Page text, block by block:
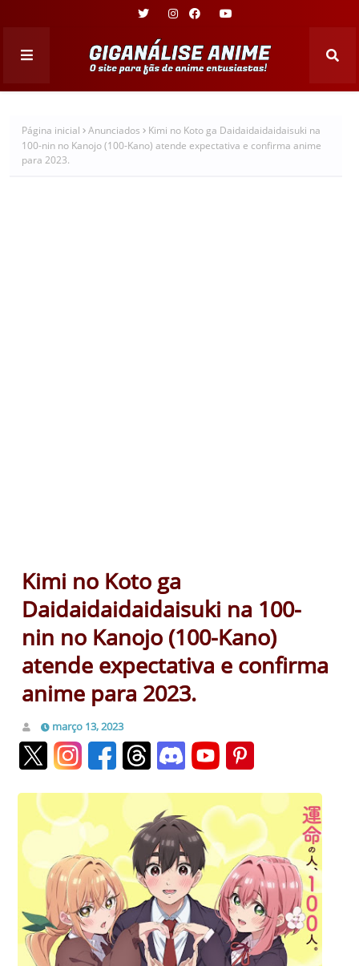
Página inicial Anunciados
Kimi no Koto ga Daidaidaidaidaisuki na
100-nin no Kanojo (100-Kano) atende expectativa e confirma anime
para 2023.
Kimi no Koto ga
Daidaidaidaidaisuki na 100-
nin no Kanojo (100-Kano)
atende expectativa e confirma
anime para 2023.
março 13, 2023